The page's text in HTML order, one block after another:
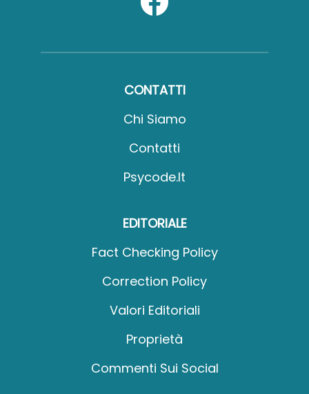
CONTATTI
Chi Siamo
Contatti
Psycode.it
EDITORIALE
Fact Checking Policy
Correction Policy
Valori Editoriali
Proprietà
Commenti Sui Social